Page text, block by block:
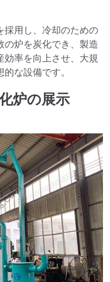
採用し、冷却のための
炉を炭化でき、製造
率を向上させ、大規
な設備です。
炉の展示